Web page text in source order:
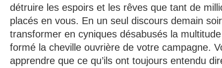
détruire les espoirs et les rêves que tant de
placés en vous. En un seul discours demain
transformer en cyniques désabusés la
formé la cheville ouvrière de votre campagne.
apprendre que ce qu’ils ont toujours entendu